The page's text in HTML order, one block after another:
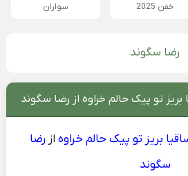
خفن 2025
سواران
رضا سگوند
بریز تو پیک حالم خراوه از رضا سگوند
بریز تو پیک حالم خراوه از رضا
سگوند